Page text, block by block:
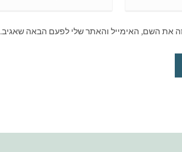
את השם, האימייל והאתר שלי לפעם הבאה שאגיב.